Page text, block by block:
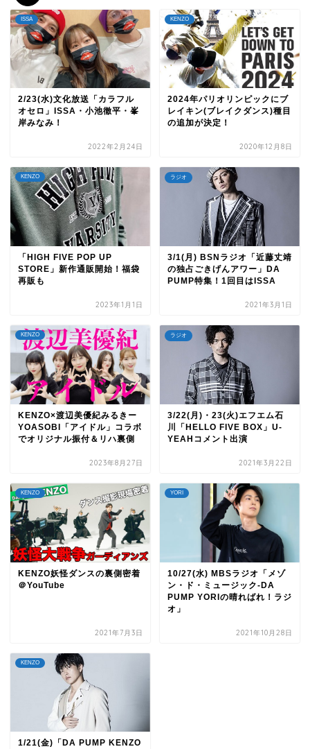
ISSA
2/23(水)文化放送「カラフル
オセロ」ISSA・小池徹平・峯
岸みなみ！
2022年2月24日
KENZO
2024年パリオリンピックにブ
レイキン(ブレイクダンス)種目
の追加が決定！
2020年12月8日
KENZO
「HIGH FIVE POP UP
STORE」新作通販開始！福袋
再販も
2023年1月1日
ラジオ
3/1(月) BSNラジオ「近藤丈靖
の独占ごきげんアワー」DA
PUMP特集！1回目はISSA
2021年3月1日
KENZO
KENZO×渡辺美優紀みるきー
YOASOBI「アイドル」コラボ
でオリジナル振付＆リハ裏側
2023年8月27日
ラジオ
3/22(月)・23(火)エフエム石
川「HELLO FIVE BOX」U-
YEAHコメント出演
2021年3月22日
KENZO
KENZO妖怪ダンスの裏側密着
＠YouTube
2021年7月3日
YORI
10/27(水) MBSラジオ「メゾ
ン・ド・ミュージック‐DA
PUMP YORIの晴ればれ！ラジ
オ」
2021年10月28日
KENZO
1/21(金)「DA PUMP KENZO